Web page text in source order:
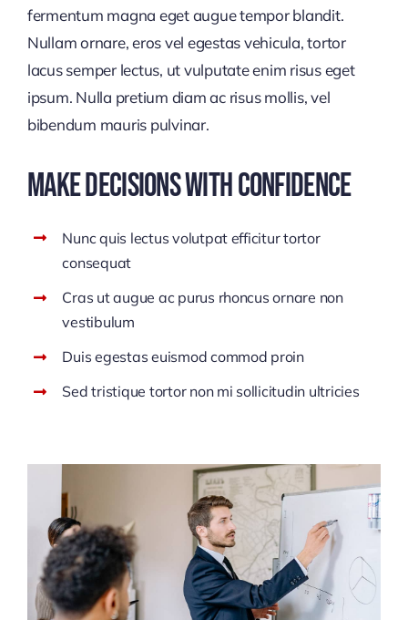
fermentum magna eget augue tempor blandit.
Nullam ornare, eros vel egestas vehicula, tortor
lacus semper lectus, ut vulputate enim risus eget
ipsum. Nulla pretium diam ac risus mollis, vel
bibendum mauris pulvinar.
Make Decisions With Confidence
Nunc quis lectus volutpat efficitur tortor
consequat
Cras ut augue ac purus rhoncus ornare non
vestibulum
Duis egestas euismod commod proin
Sed tristique tortor non mi sollicitudin ultricies